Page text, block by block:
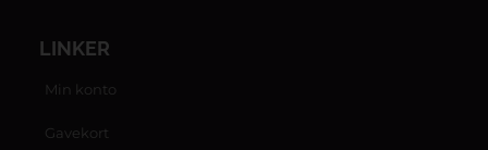
LINKER
Min konto
Gavekort